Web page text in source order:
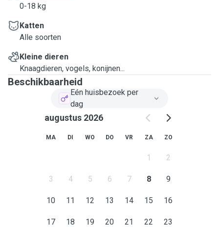
0-18 kg
Katten
Alle soorten
Kleine dieren
Knaagdieren, vogels, konijnen...
Beschikbaarheid
Eén huisbezoek per
dag
augustus 2026
MA DI WO DO VR ZA ZO
1 2
3 4 5 6 7 8 9
10 11 12 13 14 15 16
17 18 19 20 21 22 23